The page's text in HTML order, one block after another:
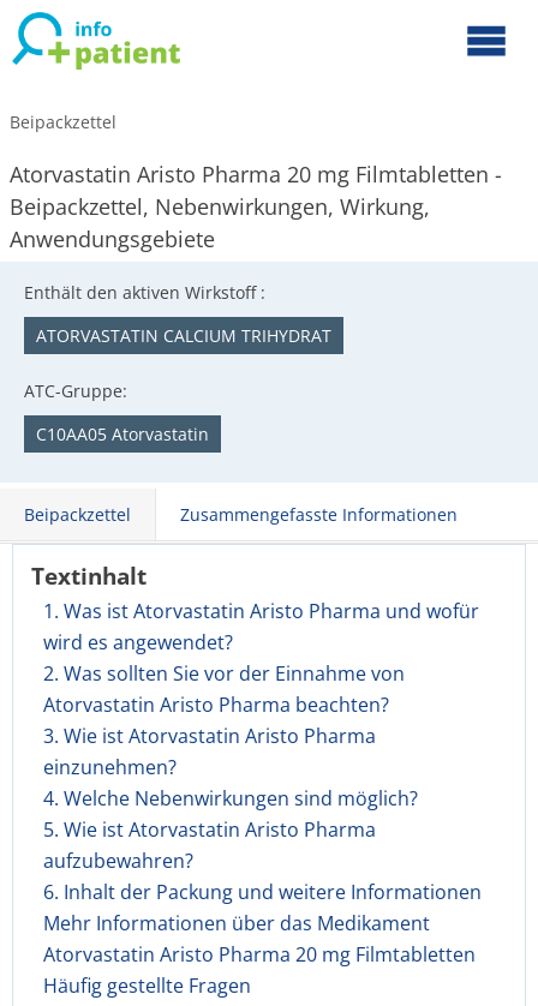
Beipackzettel
Atorvastatin Aristo Pharma 20 mg Filmtabletten -
Beipackzettel, Nebenwirkungen, Wirkung,
Anwendungsgebiete
Enthält den aktiven Wirkstoff :
ATORVASTATIN CALCIUM TRIHYDRAT
ATC-Gruppe:
C10AA05 Atorvastatin
Beipackzettel Zusammengefasste Informationen
Textinhalt
1. Was ist Atorvastatin Aristo Pharma und wofür
wird es angewendet?
2. Was sollten Sie vor der Einnahme von
Atorvastatin Aristo Pharma beachten?
3. Wie ist Atorvastatin Aristo Pharma
einzunehmen?
4. Welche Nebenwirkungen sind möglich?
5. Wie ist Atorvastatin Aristo Pharma
aufzubewahren?
6. Inhalt der Packung und weitere Informationen
Mehr Informationen über das Medikament
Atorvastatin Aristo Pharma 20 mg Filmtabletten
Häufig gestellte Fragen